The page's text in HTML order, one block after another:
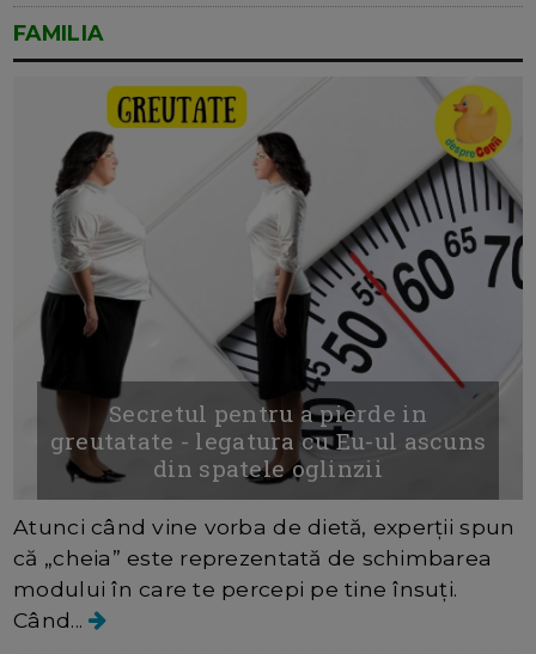
FAMILIA
Secretul pentru a pierde in
greutatate - legatura cu Eu-ul ascuns
din spatele oglinzii
Atunci când vine vorba de dietă, experții spun
că „cheia” este reprezentată de schimbarea
modului în care te percepi pe tine însuți.
Când...